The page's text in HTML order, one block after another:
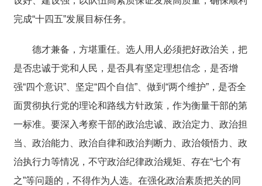
完成“十四五”发展目标任务。
德才兼备，方堪重任。选人用人必须把好政治关，把
是否忠诚于党和人民，是否具有坚定理想信念，是否增
强“四个意识”、坚定“四个自信”、做到“两个维护”，是否全
面贯彻执行党的理论和路线方针政策，作为衡量干部的第
一标准。要深入考察干部的政治忠诚、政治定力、政治担
当、政治能力、政治自律和政治判断力、政治领悟力、政
治执行力等情况，不守政治纪律政治规矩、存在“七个有
之”等问题的，不得作为人选。在强化政治素质把关的同